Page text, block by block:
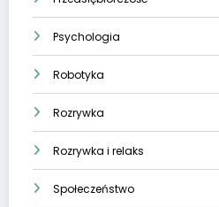
Psychologia
Robotyka
Rozrywka
Rozrywka i relaks
Społeczeństwo